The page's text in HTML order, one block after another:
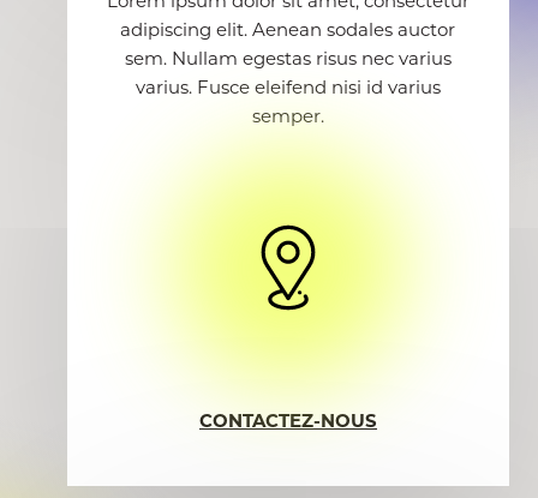
adipiscing elit. Aenean sodales auctor
sem. Nullam egestas risus nec varius
varius. Fusce eleifend nisi id varius
semper.
CONTACTEZ-NOUS